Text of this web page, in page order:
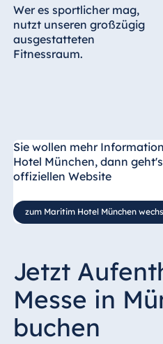
Wer es sportlicher mag,
nutzt unseren großzügig
ausgestatteten
Fitnessraum.
Sie wollen mehr
Hotel München, dann
offiziellen Website
zum Maritim Hotel München
Jetzt
Messe in
buchen